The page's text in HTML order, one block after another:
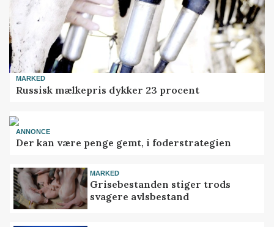
MARKED
Russisk mælkepris dykker 23 procent
ANNONCE
Der kan være penge gemt, i foderstrategien
MARKED
Grisebestanden stiger trods
svagere avlsbestand